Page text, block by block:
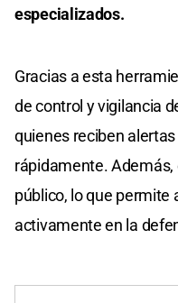
especializados.
Gracias a esta
de control y vigilancia
quienes reciben
rápidamente. Además,
público, lo que permite
activamente en la